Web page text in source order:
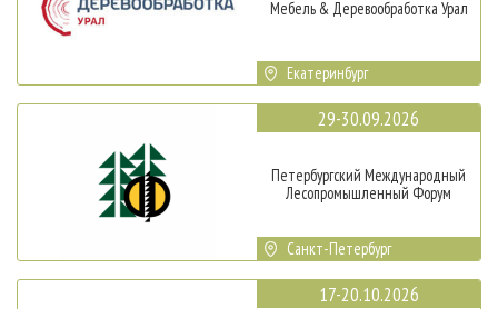
Мебель & Деревообработка Урал
Екатеринбург
29-30.09.2026
Петербургский Международный
Лесопромышленный Форум
Санкт-Петербург
17-20.10.2026